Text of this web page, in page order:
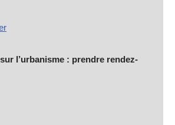
l’urbanisme : prendre rendez-